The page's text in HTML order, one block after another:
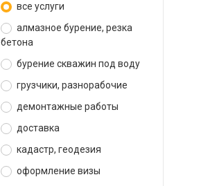
все услуги
алмазное бурение, резка
бетона
бурение скважин под воду
грузчики, разнорабочие
демонтажные работы
доставка
кадастр, геодезия
оформление визы